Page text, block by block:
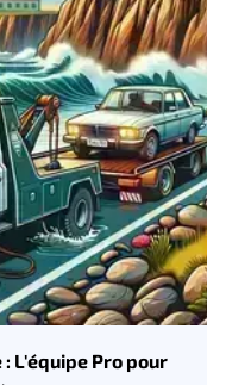
L'équipe Pro pour